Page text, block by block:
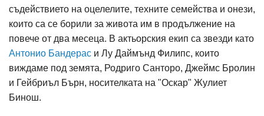
съдействието на оцелелите, техните семейства и онези,
които са се борили за живота им в продължение на
повече от два месеца. В актьорския екип са звезди като
Антонио Бандерас и Лу Даймънд Филипс, които
виждаме под земята, Родриго Санторо, Джеймс Бролин
и Гейбриъл Бърн, носителката на "Оскар" Жулиет
Бинош.